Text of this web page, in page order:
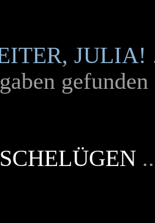
JULIA!
gefunden